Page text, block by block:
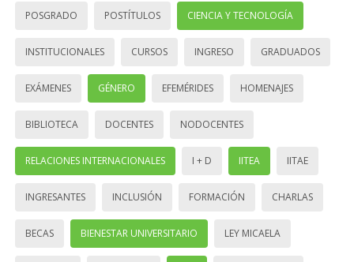
POSGRADO POSTÍTULOS CIENCIA Y TECNOLOGÍA
INSTITUCIONALES CURSOS INGRESO GRADUADOS
EXÁMENES GÉNERO EFEMÉRIDES HOMENAJES
BIBLIOTECA DOCENTES NODOCENTES
RELACIONES INTERNACIONALES I + D IITEA IITAE
INGRESANTES INCLUSIÓN FORMACIÓN CHARLAS
BECAS BIENESTAR UNIVERSITARIO LEY MICAELA